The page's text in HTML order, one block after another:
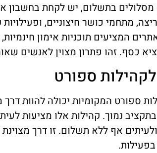
בתשלום, יש לקחת בחשבון
מתחמי כושר חיצוניים,
המציעים תוכניות אימון
כסף. זהו פתרון מצוין לאנשים
ספורט
ספורט המקומיות יכולה להוות דרך
נמוך. קהילות אלו מציעות
אף ללא תשלום. זו דרך